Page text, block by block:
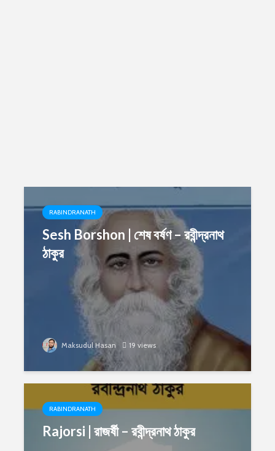
RABINDRANATH
Sesh Borshon | শেষ বর্ষণ – রবীন্দ্রনাথ
ঠাকুর
Maksudul Hasan 19 views
RABINDRANATH
Rajorsi | রাজর্ষী – রবীন্দ্রনাথ ঠাকুর